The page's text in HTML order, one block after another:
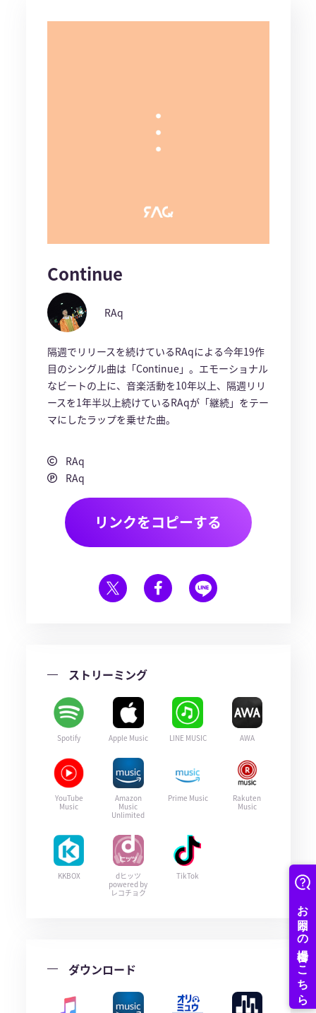
Continue
RAq
隔週でリリースを続けているRAqによる今年19作
目のシングル曲は「Continue」。エモーショナル
なビートの上に、音楽活動を10年以上、隔週リリ
ースを1年半以上続けているRAqが「継続」をテー
マにしたラップを乗せた曲。
RAq
RAq
リンクをコピーする
ストリーミング
Spotify Apple Music LINE MUSIC AWA
YouTube
Music
Amazon
Music
Unlimited
Prime Music
Rakuten
Music
KKBOX
dヒッツ
powered by
レコチョク
TikTok
ダウンロード